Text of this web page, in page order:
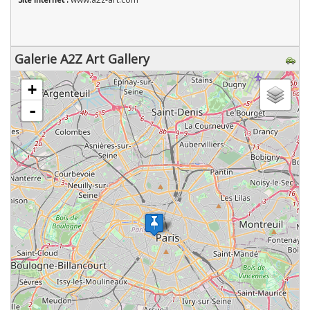
Galerie A2Z Art Gallery
chargement de la carte - veuillez patienter...
+
-